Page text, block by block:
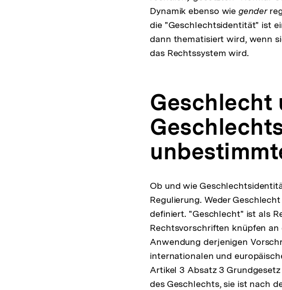
Dynamik ebenso wie gender
die "Geschlechtsidentität" ist
dann thematisiert wird, wenn
das Rechtssystem wird.
Geschlecht
Ob und wie
Regulierung. Weder
definiert. "Geschlecht" ist als
Rechtsvorschriften knüpfen
Anwendung derjenigen
internationalen und
Artikel 3 Absatz 3
des Geschlechts, sie ist nach